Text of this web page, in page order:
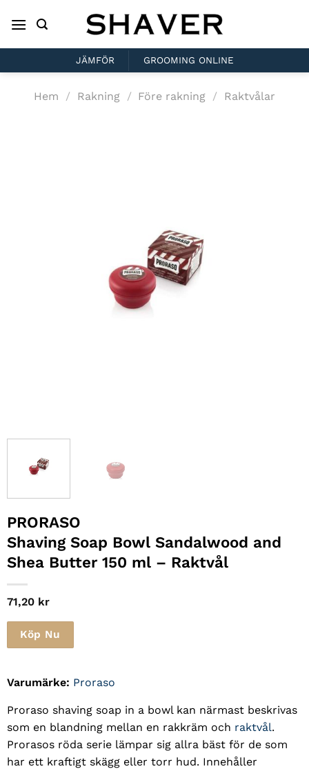
JÄMFÖR GROOMING ONLINE
Hem / Rakning / Före rakning / Raktvålar
PRORASO
Shaving Soap Bowl Sandalwood and
Shea Butter 150 ml – Raktvål
71,20 kr
Köp Nu
Varumärke: Proraso
Proraso shaving soap in a bowl kan närmast beskrivas
som en blandning mellan en rakkräm och raktvål.
Prorasos röda serie lämpar sig allra bäst för de som
har ett kraftigt skägg eller torr hud. Innehåller